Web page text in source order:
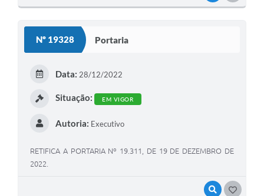
Nº 19328 Portaria
VISUALIZAR
Data: 28/12/2022
Situação: EM VIGOR
Autoria: Executivo
RETIFICA A PORTARIA Nº 19.311, DE 19 DE DEZEMBRO DE
2022.